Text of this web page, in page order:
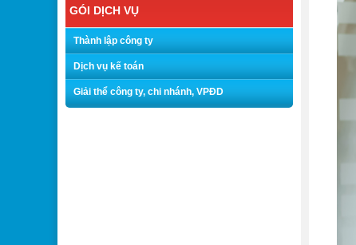
GÓI DỊCH VỤ
Thành lập công ty
Dịch vụ kế toán
Giải thể công ty, chi nhánh, VPĐD